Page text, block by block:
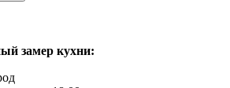
замер кухни: